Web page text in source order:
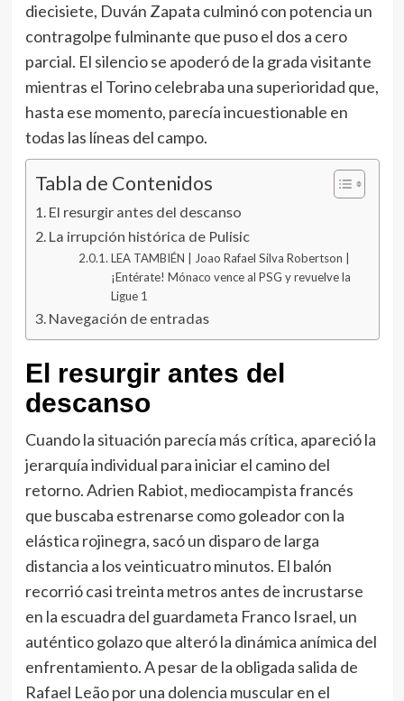
diecisiete, Duván Zapata culminó con potencia un
contragolpe fulminante que puso el dos a cero
parcial. El silencio se apoderó de la grada visitante
mientras el Torino celebraba una superioridad que,
hasta ese momento, parecía incuestionable en
todas las líneas del campo.
Tabla de Contenidos
El resurgir antes del descanso
La irrupción histórica de Pulisic
LEA TAMBIÉN | Joao Rafael Silva Robertson |
¡Entérate! Mónaco vence al PSG y revuelve la
Ligue 1
Navegación de entradas
El resurgir antes del
descanso
Cuando la situación parecía más crítica, apareció la
jerarquía individual para iniciar el camino del
retorno. Adrien Rabiot, mediocampista francés
que buscaba estrenarse como goleador con la
elástica rojinegra, sacó un disparo de larga
distancia a los veinticuatro minutos. El balón
recorrió casi treinta metros antes de incrustarse
en la escuadra del guardameta Franco Israel, un
auténtico golazo que alteró la dinámica anímica del
enfrentamiento. A pesar de la obligada salida de
Rafael Leão por una dolencia muscular en el